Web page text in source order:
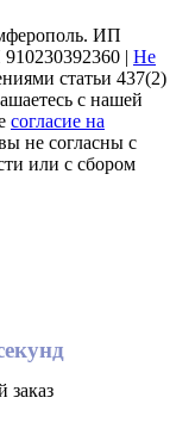
ИП
| Не
статьи 437(2)
с нашей
согласие на
не согласны с
или с сбором
заказ